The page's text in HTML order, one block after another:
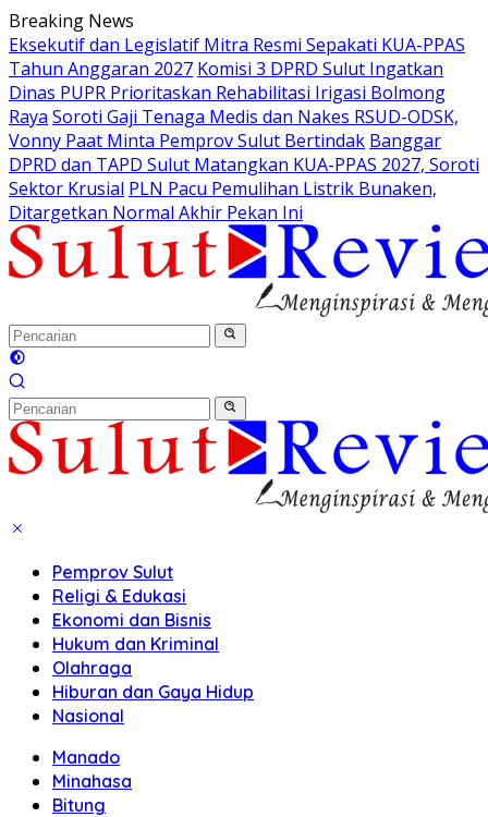
Langsung
ke
konten
Breaking News
Eksekutif dan Legislatif Mitra Resmi Sepakati KUA-PPAS
Tahun Anggaran 2027 Komisi 3 DPRD Sulut Ingatkan
Dinas PUPR Prioritaskan Rehabilitasi Irigasi Bolmong
Raya Soroti Gaji Tenaga Medis dan Nakes RSUD-ODSK,
Vonny Paat Minta Pemprov Sulut Bertindak Banggar
DPRD dan TAPD Sulut Matangkan KUA-PPAS 2027, Soroti
Sektor Krusial PLN Pacu Pemulihan Listrik Bunaken,
Ditargetkan Normal Akhir Pekan Ini
Pemprov Sulut
Religi & Edukasi
Ekonomi dan Bisnis
Hukum dan Kriminal
Olahraga
Hiburan dan Gaya Hidup
Nasional
Manado
Minahasa
Bitung